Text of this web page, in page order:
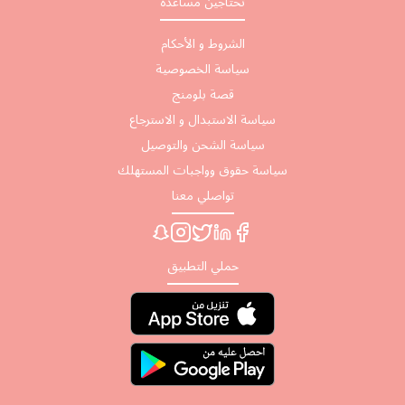
الشروط و الأحكام
سياسة الخصوصية
قصة بلومنج
سياسة الاستبدال و الاسترجاع
سياسة الشحن والتوصيل
سياسة حقوق وواجبات المستهلك
تواصلي معنا
حملي التطبيق